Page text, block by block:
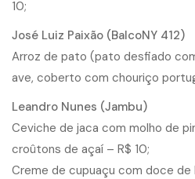
10;
José Luiz Paixão (BalcoNY 412)
Arroz de pato (pato desfiado
ave, coberto com chouriço
Leandro Nunes (Jambu)
Ceviche de jaca com molho de
croûtons de açaí – R$ 10;
Creme de cupuaçu com doce